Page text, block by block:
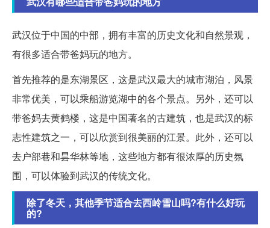
武汉位于中国的中部，拥有丰富的历史文化和自然景观，
有很多适合带爸妈玩的地方。
首先推荐的是东湖景区，这是武汉最大的城市湖泊，风景
非常优美，可以乘船游览湖中的各个景点。另外，还可以
带爸妈去黄鹤楼，这是中国著名的古建筑，也是武汉的标
志性建筑之一，可以欣赏到很美丽的江景。此外，还可以
去户部巷和昙华林等地，这些地方都有很浓厚的历史氛
围，可以体验到武汉的传统文化。
除了冬天，其他季节适合去西岭雪山吗?有什么好玩
的?